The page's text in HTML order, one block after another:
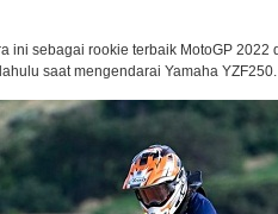
ini sebagai rookie terbaik MotoGP 2022
saat mengendarai Yamaha YZF250.